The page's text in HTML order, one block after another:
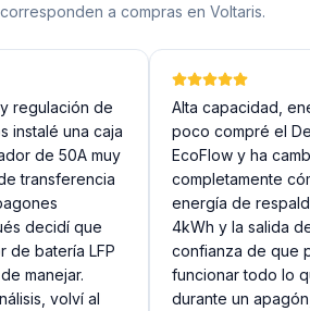
a compras en Voltaris.
regulación de
instalé una caja
de 50A muy
transferencia
decidí que
de batería LFP
manejar.
volví al
Alta capacidad,
poco compré el
EcoFlow y ha
completamente
energía de
4kWh y la salida
confianza de que
funcionar todo lo
durante un